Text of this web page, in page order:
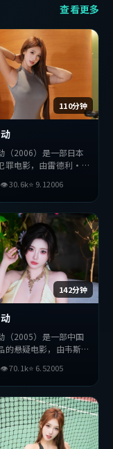
查看更多
110分钟
（2006）是一部日本
罪电影，由雷德利·
琼等主演。影片在叙事
力求突破，探讨人性与
奏张弛有度，适合喜欢
观众完整观看。
👁30.6k⭐ 9.12006
142分钟
（2005）是一部中国
的悬疑电影，由韦斯
银等主演。影片在叙事
力求突破，探讨人性与
奏张弛有度，适合喜欢
观众完整观看。
👁70.1k⭐ 6.52005